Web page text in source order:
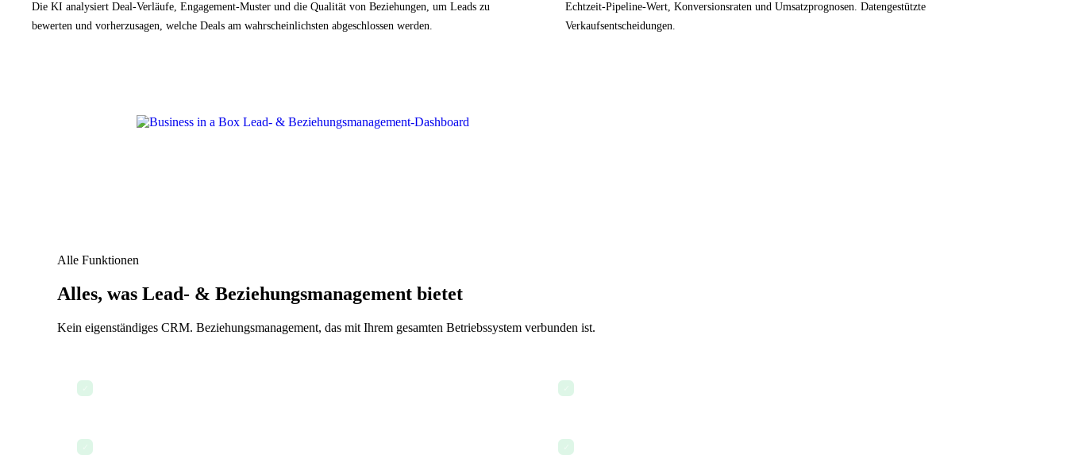
Die KI analysiert Deal-Verläufe, Engagement-Muster und die Qualität von Beziehungen, um Leads zu
bewerten und vorherzusagen, welche Deals am wahrscheinlichsten abgeschlossen werden.
Echtzeit-Pipeline-Wert, Konversionsraten und Umsatzprognosen. Datengestützte
Verkaufsentscheidungen.
Alle Funktionen
Alles, was Lead- & Beziehungsmanagement bietet
Kein eigenständiges CRM. Beziehungsmanagement, das mit Ihrem gesamten Betriebssystem verbunden ist.